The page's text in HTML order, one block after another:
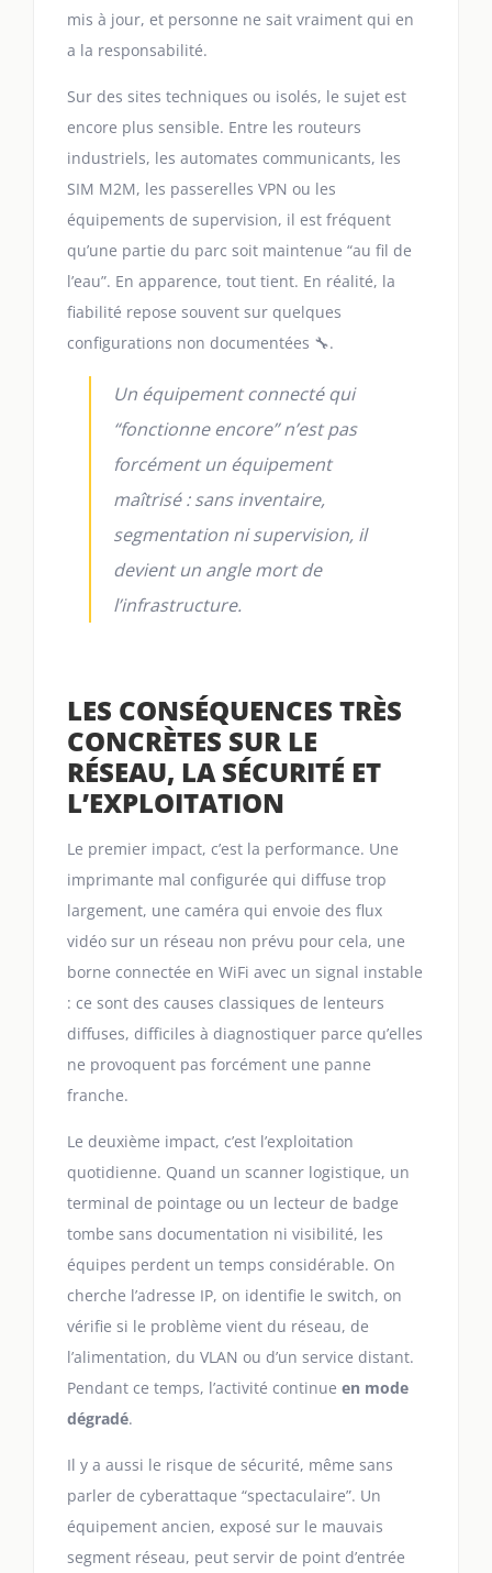
mis à jour, et personne ne sait vraiment qui en
a la responsabilité.
Sur des sites techniques ou isolés, le sujet est
encore plus sensible. Entre les routeurs
industriels, les automates communicants, les
SIM M2M, les passerelles VPN ou les
équipements de supervision, il est fréquent
qu’une partie du parc soit maintenue “au fil de
l’eau”. En apparence, tout tient. En réalité, la
fiabilité repose souvent sur quelques
configurations non documentées 🔧.
Un équipement connecté qui
“fonctionne encore” n’est pas
forcément un équipement
maîtrisé : sans inventaire,
segmentation ni supervision, il
devient un angle mort de
l’infrastructure.
LES CONSÉQUENCES TRÈS
CONCRÈTES SUR LE
RÉSEAU, LA SÉCURITÉ ET
L’EXPLOITATION
Le premier impact, c’est la performance. Une
imprimante mal configurée qui diffuse trop
largement, une caméra qui envoie des flux
vidéo sur un réseau non prévu pour cela, une
borne connectée en WiFi avec un signal instable
: ce sont des causes classiques de lenteurs
diffuses, difficiles à diagnostiquer parce qu’elles
ne provoquent pas forcément une panne
franche.
Le deuxième impact, c’est l’exploitation
quotidienne. Quand un scanner logistique, un
terminal de pointage ou un lecteur de badge
tombe sans documentation ni visibilité, les
équipes perdent un temps considérable. On
cherche l’adresse IP, on identifie le switch, on
vérifie si le problème vient du réseau, de
l’alimentation, du VLAN ou d’un service distant.
Pendant ce temps, l’activité continue en mode
dégradé.
Il y a aussi le risque de sécurité, même sans
parler de cyberattaque “spectaculaire”. Un
équipement ancien, exposé sur le mauvais
segment réseau, peut servir de point d’entrée